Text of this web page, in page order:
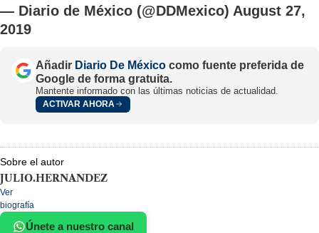
— Diario de México (@DDMexico) August 27,
2019
Añadir Diario De México como fuente preferida de
Google de forma gratuita.
Mantente informado con las últimas noticias de actualidad.
ACTIVAR AHORA
Sobre el autor
JULIO.HERNANDEZ
Ver
biografía
Únete a nuestro canal